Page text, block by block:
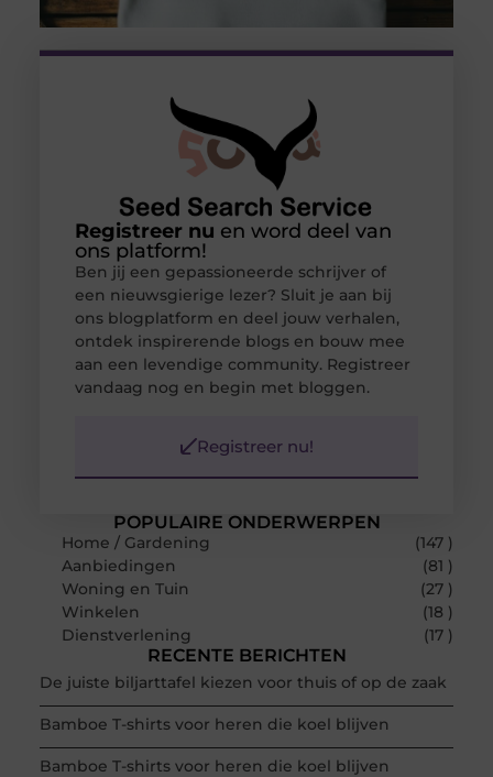
POPULAIRE ONDERWERPEN
Home / Gardening
(147 )
Aanbiedingen
(81 )
Woning en Tuin
(27 )
Winkelen
(18 )
Dienstverlening
(17 )
RECENTE BERICHTEN
De juiste biljarttafel kiezen voor thuis of op de zaak
Bamboe T-shirts voor heren die koel blijven
Bamboe T-shirts voor heren die koel blijven
Registreer nu en word deel van
ons platform!
Ben jij een gepassioneerde schrijver of
een nieuwsgierige lezer? Sluit je aan bij
ons blogplatform en deel jouw verhalen,
ontdek inspirerende blogs en bouw mee
aan een levendige community. Registreer
vandaag nog en begin met bloggen.
Registreer nu!